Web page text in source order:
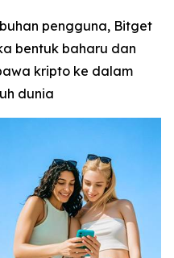
pengguna, Bitget
bentuk baharu dan
kripto ke dalam
dunia